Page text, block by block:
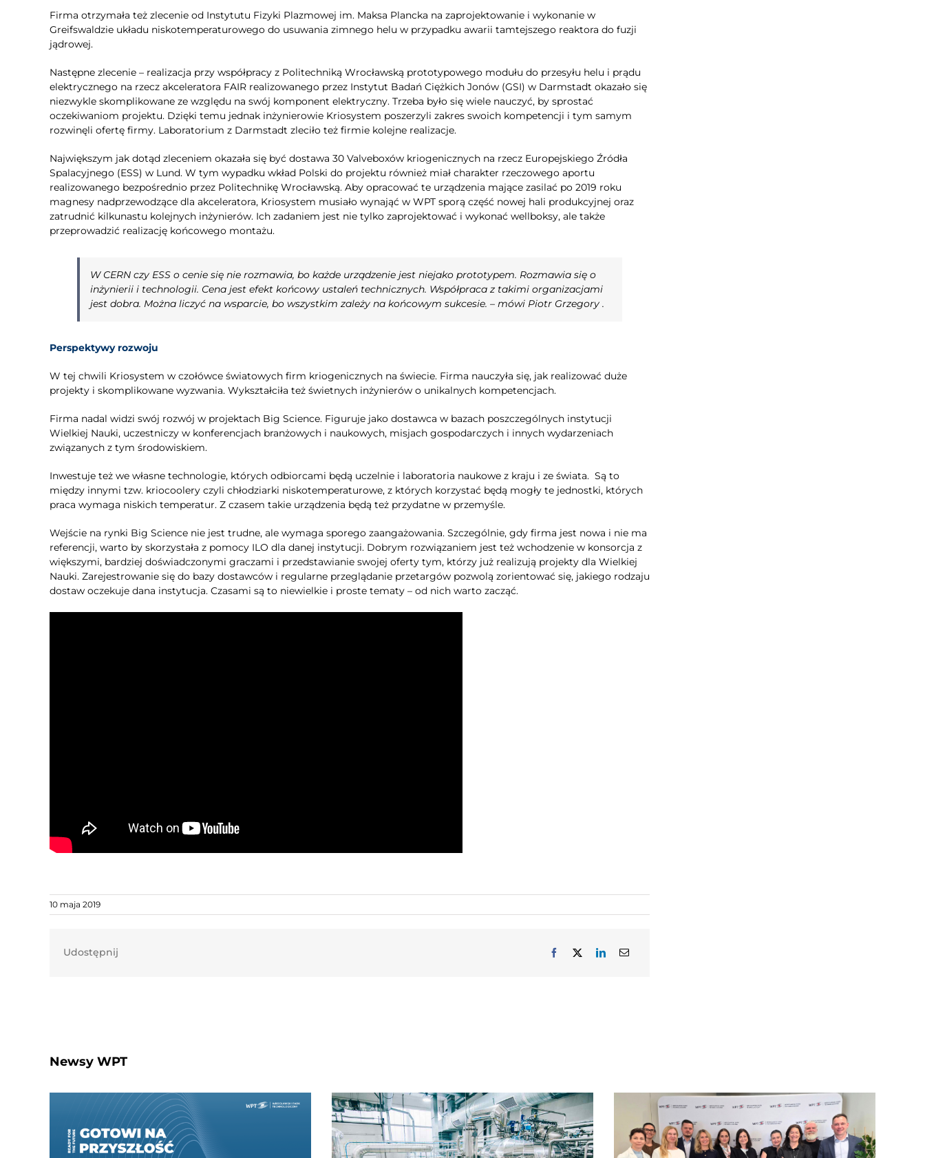
Firma otrzymała też zlecenie od Instytutu Fizyki Plazmowej im. Maksa Plancka na zaprojektowanie i wykonanie w
Greifswaldzie układu niskotemperaturowego do usuwania zimnego helu w przypadku awarii tamtejszego reaktora do fuzji
jądrowej.
Następne zlecenie – realizacja przy współpracy z Politechniką Wrocławską prototypowego modułu do przesyłu helu i prądu
elektrycznego na rzecz akceleratora FAIR realizowanego przez Instytut Badań Ciężkich Jonów (GSI) w Darmstadt okazało się
niezwykle skomplikowane ze względu na swój komponent elektryczny. Trzeba było się wiele nauczyć, by sprostać
oczekiwaniom projektu. Dzięki temu jednak inżynierowie Kriosystem poszerzyli zakres swoich kompetencji i tym samym
rozwinęli ofertę firmy. Laboratorium z Darmstadt zleciło też firmie kolejne realizacje.
Największym jak dotąd zleceniem okazała się być dostawa 30 Valveboxów kriogenicznych na rzecz Europejskiego Źródła
Spalacyjnego (ESS) w Lund. W tym wypadku wkład Polski do projektu również miał charakter rzeczowego aportu
realizowanego bezpośrednio przez Politechnikę Wrocławską. Aby opracować te urządzenia mające zasilać po 2019 roku
magnesy nadprzewodzące dla akceleratora, Kriosystem musiało wynająć w WPT sporą część nowej hali produkcyjnej oraz
zatrudnić kilkunastu kolejnych inżynierów. Ich zadaniem jest nie tylko zaprojektować i wykonać wellboksy, ale także
przeprowadzić realizację końcowego montażu.
W CERN czy ESS o cenie się nie rozmawia, bo każde urządzenie jest niejako prototypem. Rozmawia się o
inżynierii i technologii. Cena jest efekt końcowy ustaleń technicznych. Współpraca z takimi organizacjami
jest dobra. Można liczyć na wsparcie, bo wszystkim zależy na końcowym sukcesie. – mówi Piotr Grzegory .
Perspektywy rozwoju
W tej chwili Kriosystem w czołówce światowych firm kriogenicznych na świecie. Firma nauczyła się, jak realizować duże
projekty i skomplikowane wyzwania. Wykształciła też świetnych inżynierów o unikalnych kompetencjach.
Firma nadal widzi swój rozwój w projektach Big Science. Figuruje jako dostawca w bazach poszczególnych instytucji
Wielkiej Nauki, uczestniczy w konferencjach branżowych i naukowych, misjach gospodarczych i innych wydarzeniach
związanych z tym środowiskiem.
Inwestuje też we własne technologie, których odbiorcami będą uczelnie i laboratoria naukowe z kraju i ze świata. Są to
między innymi tzw. kriocoolery czyli chłodziarki niskotemperaturowe, z których korzystać będą mogły te jednostki, których
praca wymaga niskich temperatur. Z czasem takie urządzenia będą też przydatne w przemyśle.
Wejście na rynki Big Science nie jest trudne, ale wymaga sporego zaangażowania. Szczególnie, gdy firma jest nowa i nie ma
referencji, warto by skorzystała z pomocy ILO dla danej instytucji. Dobrym rozwiązaniem jest też wchodzenie w konsorcja z
większymi, bardziej doświadczonymi graczami i przedstawianie swojej oferty tym, którzy już realizują projekty dla Wielkiej
Nauki. Zarejestrowanie się do bazy dostawców i regularne przeglądanie przetargów pozwolą zorientować się, jakiego rodzaju
dostaw oczekuje dana instytucja. Czasami są to niewielkie i proste tematy – od nich warto zacząć.
10 maja 2019
Udostępnij
Newsy WPT